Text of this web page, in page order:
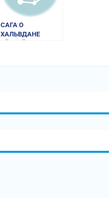
САГА О
ХАЛЬВДАНЕ